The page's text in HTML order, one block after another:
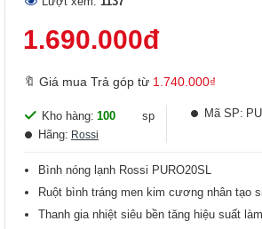
1.690.000đ
🔖 Giá mua Trả góp từ 1.740.000₫
Kho hàng: 100
sp
Hãng: Rossi
Mã SP:
Bình nóng lạnh Rossi PURO20SL
Ruột bình tráng men kim cương nhân tạo
Thanh gia nhiệt siêu bền tăng hiệu suất